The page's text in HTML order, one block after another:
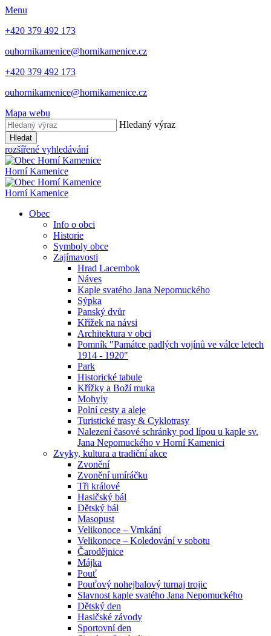
Menu
+420 379 492 173
ouhornikamenice@hornikamenice.cz
+420 379 492 173
ouhornikamenice@hornikamenice.cz
Mapa webu
Hledaný výraz
Hledat
rozšířené vyhledávání
Horní Kamenice
Horní Kamenice
Obec
Info o obci
Historie
Symboly obce
Zajímavosti
Hrad Lacembok
Náves
Kaple svatého Jana Nepomuckého
Sýpka
Panský dvůr
Křížek na návsi
Architektura v obci
Pomník "Památce padlých vojínů ve válce letech
1914 - 1920"
Park
Historické tabule
Křížky a Boží muka
Mohyly
Polní cesty a aleje
Turistické trasy & Cyklotrasy
Nalezení časové schránky pod lípou u kaple sv.
Jana Nepomuckého v Horní Kamenici
Zvyky, kultura a tradiční akce
Zvonění
Zvonění umíráčku
Tři králové
Hasičský bál
Dětský bál
Masopust
Velikonoce – Vrnkání
Velikonoce – Koledování v sobotu
Čarodějnice
Májka
Pouť
Pouťový nohejbalový turnaj trojic
Slavnost kaple svatého Jana Nepomuckého
Dětský den
Hasičské závody
Sportovní den